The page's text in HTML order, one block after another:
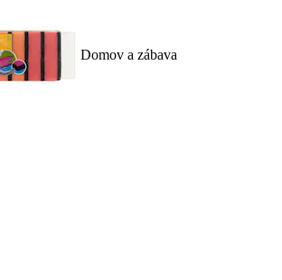
Domov a zábava